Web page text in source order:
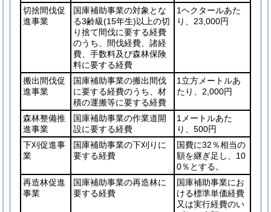
切捨間伐促
進事業
国庫補助事業の対象とな
る3齢級(15年生)以上の切
り捨て間伐に要する経費
のうち、間伐経費、諸経
費、手数料及び森林保険
料に要する経費
1ヘクタールあた
り、23,000円
搬出間伐促
進事業
国庫補助事業の搬出間伐
に要する経費のうち、材
積の運搬等に要する経費
1立方メートルあ
たり、2,000円
森林整備推
進事業
国庫補助事業の作業道開
設に要する経費
1メートルあた
り、500円
下刈促進事
業
国庫補助事業の下刈りに
要する経費
国費に32％相当の
額を継ぎ足し、10
0％とする。
再造林促進
事業
国庫補助事業の再造林に
要する経費
国庫補助事業にお
ける標準単価経費
又は実行経費のい